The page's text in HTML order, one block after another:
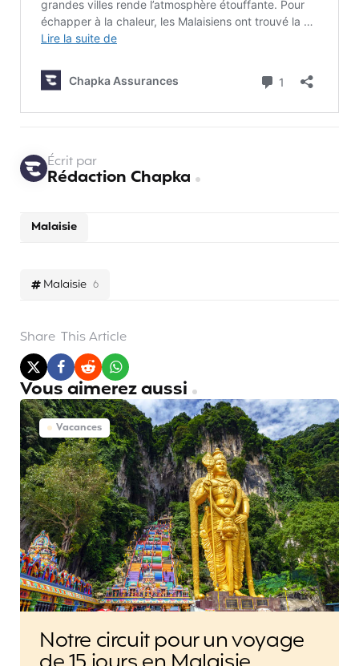
Malaisie 6
Malaisie
Écrit par
Rédaction Chapka
Share This Article
Vous aimerez aussi
Vacances
Notre circuit pour un voyage